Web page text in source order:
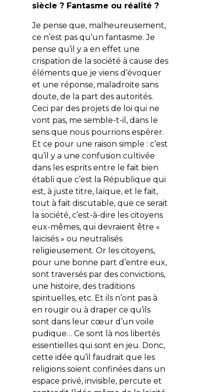
siècle ? Fantasme ou réalité ?
Je pense que, malheureusement,
ce n’est pas qu’un fantasme. Je
pense qu’il y a en effet une
crispation de la société à cause des
éléments que je viens d’évoquer
et une réponse, maladroite sans
doute, de la part des autorités.
Ceci par des projets de loi qui ne
vont pas, me semble-t-il, dans le
sens que nous pourrions espérer.
Et ce pour une raison simple : c’est
qu’il y a une confusion cultivée
dans les esprits entre le fait bien
établi que c’est la République qui
est, à juste titre, laïque, et le fait,
tout à fait discutable, que ce serait
la société, c’est-à-dire les citoyens
eux-mêmes, qui devraient être «
laïcisés » ou neutralisés
religieusement. Or les citoyens,
pour une bonne part d’entre eux,
sont traversés par des convictions,
une histoire, des traditions
spirituelles, etc. Et ils n’ont pas à
en rougir ou à draper ce qu’ils
sont dans leur cœur d’un voile
pudique… Ce sont là nos libertés
essentielles qui sont en jeu. Donc,
cette idée qu’il faudrait que les
religions soient confinées dans un
espace privé, invisible, percute et